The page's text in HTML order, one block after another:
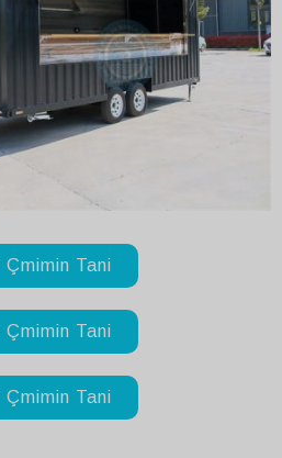
Çmimin Tani
Çmimin Tani
Çmimin Tani